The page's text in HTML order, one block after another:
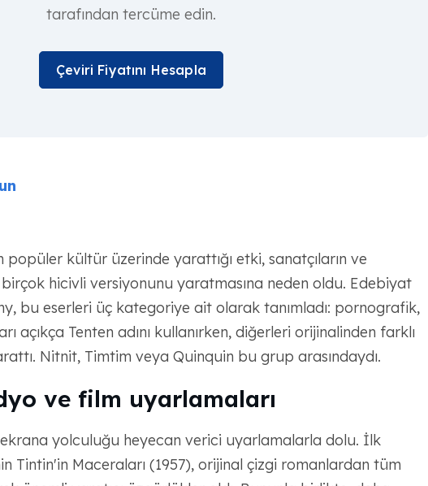
tarafından tercüme edin.
Çeviri Fiyatını Hesapla
popüler kültür üzerinde yarattığı etki, sanatçıların ve
birçok hicivli versiyonunu yaratmasına neden oldu. Edebiyat
bu eserleri üç kategoriye ait olarak tanımladı: pornografik,
açıkça Tenten adını kullanırken, diğerleri orijinalinden farklı
Nitnit, Timtim veya Quinquin bu grup arasındaydı.
ve film uyarlamaları
yolculuğu heyecan verici uyarlamalarla dolu. İlk
Tintin'in Maceraları (1957), orijinal çizgi romanlardan tüm